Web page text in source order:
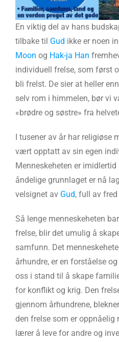
En viktig del av hans
tilbake til Gud ikke er noen
Moon og Hak-ja Han
individuell frelse, som først
bli frelst. De sier at heller
selv rom i himmelen, bør vi
«brødre og søstre» fra
I tusener av år har religiøse
vært opptatt av sin egen
Menneskeheten er
åndelige grunnlaget er nå
velsignet av Gud, full av
Så lenge menneskeheten
frelse, blir det umulig å
samfunn. Det
århundre, er en forståelse
oss i stand til å skape
for konflikt og krig. Den
gjennom århundrene,
den frelse som er oppnåelig
lærer å leve for andre og